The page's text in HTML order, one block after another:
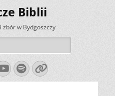
Biblii
zbór w Bydgoszczy
Spotify
Link